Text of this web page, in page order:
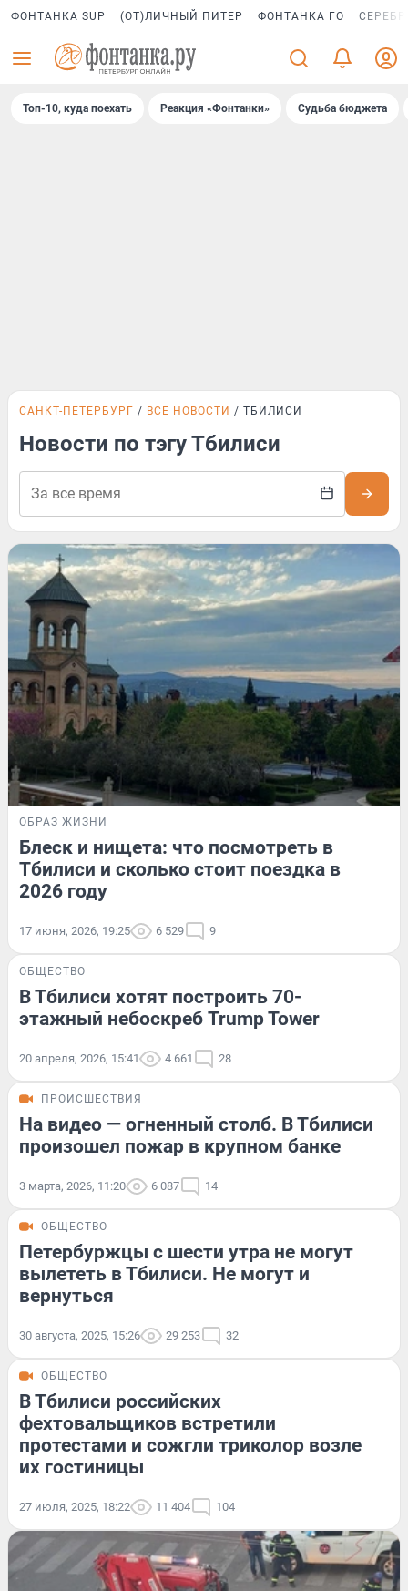
ФОНТАНКА SUP (ОТ)ЛИЧНЫЙ ПИТЕР ФОНТАНКА ГО
Топ-10, куда поехать Реакция «Фонтанки» Судьба бюджета
САНКТ-ПЕТЕРБУРГ ВСЕ НОВОСТИ ТБИЛИСИ
Новости по тэгу Тбилиси
ОБРАЗ ЖИЗНИ
Блеск и нищета: что посмотреть в
Тбилиси и сколько стоит поездка в
2026 году
17 июня, 2026, 19:25 6 529 9
ОБЩЕСТВО
В Тбилиси хотят построить 70-
этажный небоскреб Trump Tower
20 апреля, 2026, 15:41 4 661 28
ПРОИСШЕСТВИЯ
На видео — огненный столб. В Тбилиси
произошел пожар в крупном банке
3 марта, 2026, 11:20 6 087 14
ОБЩЕСТВО
Петербуржцы с шести утра не могут
вылететь в Тбилиси. Не могут и
вернуться
30 августа, 2025, 15:26 29 253 32
ОБЩЕСТВО
В Тбилиси российских
фехтовальщиков встретили
протестами и сожгли триколор возле
их гостиницы
27 июля, 2025, 18:22 11 404 104